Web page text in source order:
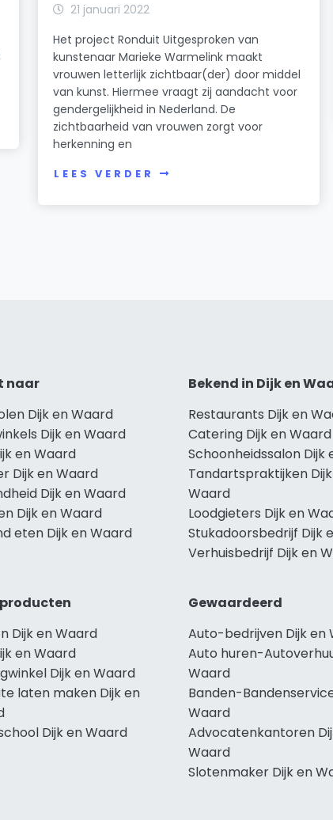
21 januari 2022
Het project Ronduit Uitgesproken van
kunstenaar Marieke Warmelink maakt
vrouwen letterlijk zichtbaar(der) door middel
van kunst. Hiermee vraagt zij aandacht voor
gendergelijkheid in Nederland. De
zichtbaarheid van vrouwen zorgt voor
herkenning en
LEES VERDER
naar
Dijk en Waard
Dijk en Waard
en Waard
Dijk en Waard
Dijk en Waard
Dijk en Waard
eten Dijk en Waard
Bekend in Dijk en
Restaurants Dijk en
Catering Dijk en Waard
Schoonheidssalon Dijk
Tandartspraktijken
Waard
Loodgieters Dijk en
Stukadoorsbedrijf Dijk
Verhuisbedrijf Dijk en
Dijk en Waard
en Waard
Dijk en Waard
laten maken Dijk en
Dijk en Waard
Gewaardeerd
Auto-bedrijven Dijk en
Auto huren-
Waard
Banden-
Waard
Advocatenkantoren
Waard
Slotenmaker Dijk en